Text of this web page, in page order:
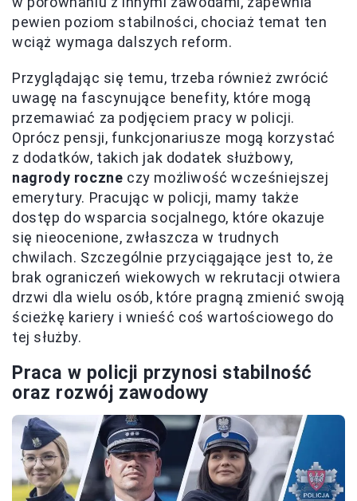
pewien poziom stabilności, chociaż temat ten
wciąż wymaga dalszych reform.
Przyglądając się temu, trzeba również zwrócić
uwagę na fascynujące benefity, które mogą
przemawiać za podjęciem pracy w policji.
Oprócz pensji, funkcjonariusze mogą korzystać
z dodatków, takich jak dodatek służbowy,
nagrody roczne czy możliwość wcześniejszej
emerytury. Pracując w policji, mamy także
dostęp do wsparcia socjalnego, które okazuje
się nieocenione, zwłaszcza w trudnych
chwilach. Szczególnie przyciągające jest to, że
brak ograniczeń wiekowych w rekrutacji otwiera
drzwi dla wielu osób, które pragną zmienić swoją
ścieżkę kariery i wnieść coś wartościowego do
tej służby.
Praca w policji przynosi stabilność
oraz rozwój zawodowy